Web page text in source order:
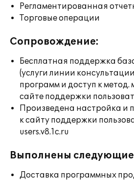
Регламентированная
Торговые операции
Сопровождение:
Бесплатная поддержка
(услуги линии
программ и доступ к
сайте поддержки
Произведена настройка и
к сайту поддержки
users.v8.1c.ru
Выполнены
Доставка программных